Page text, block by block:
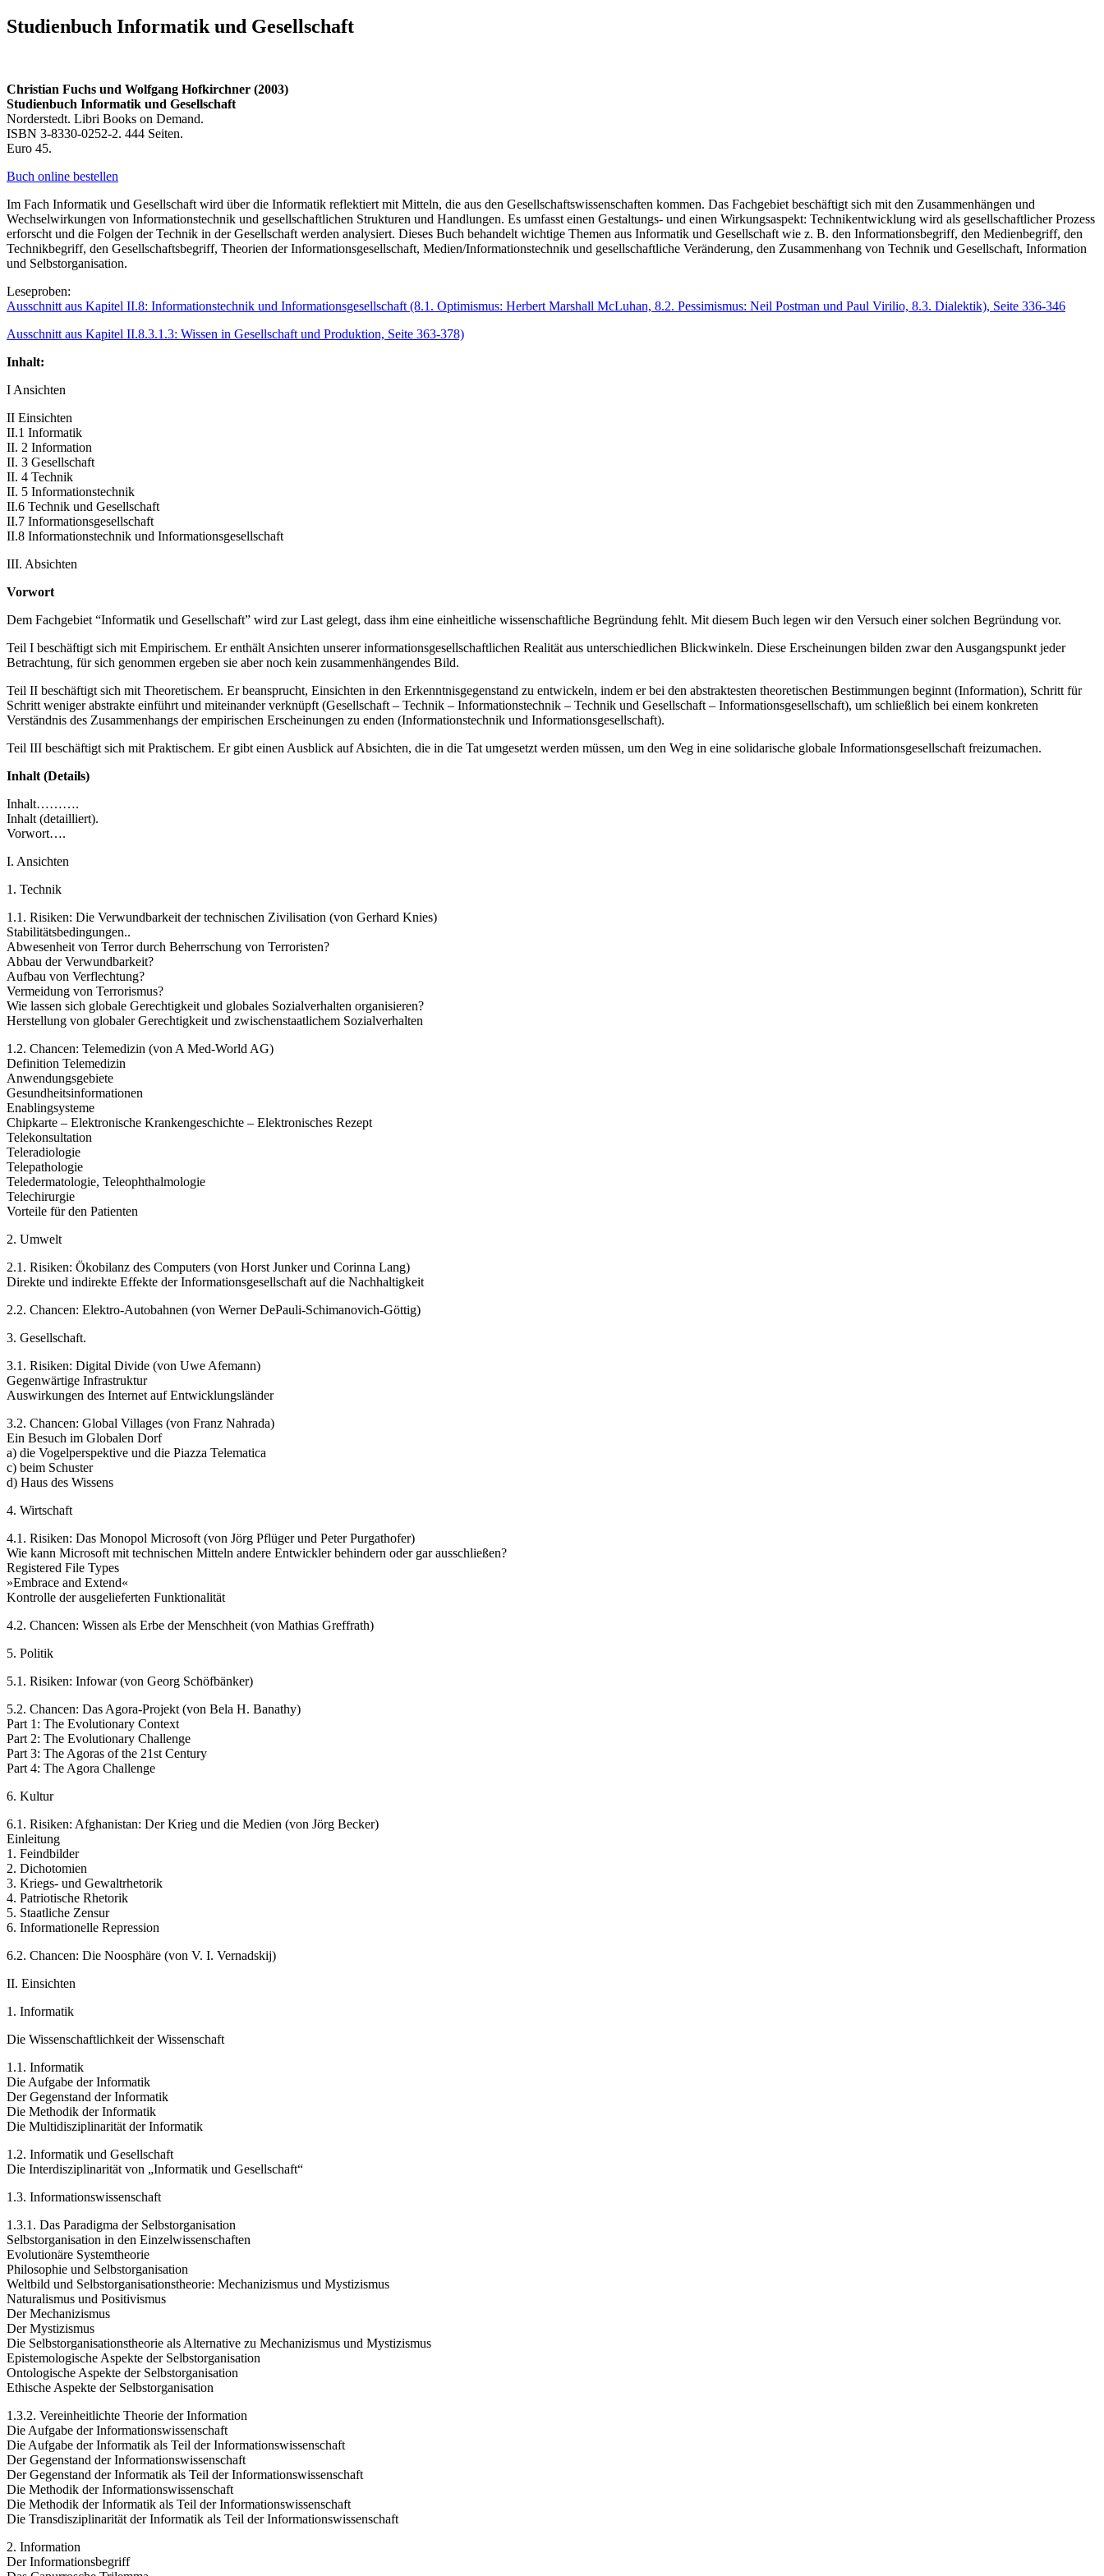
Studienbuch Informatik und Gesellschaft
Christian Fuchs und Wolfgang Hofkirchner (2003)
Studienbuch Informatik und Gesellschaft
Norderstedt. Libri Books on Demand.
ISBN 3-8330-0252-2. 444 Seiten.
Euro 45.
Buch online bestellen
Im Fach Informatik und Gesellschaft wird über die Informatik reflektiert mit Mitteln, die aus den Gesellschaftswissenschaften kommen. Das Fachgebiet beschäftigt sich mit den Zusammenhängen und
Wechselwirkungen von Informationstechnik und gesellschaftlichen Strukturen und Handlungen. Es umfasst einen Gestaltungs- und einen Wirkungsaspekt: Technikentwicklung wird als gesellschaftlicher Prozess
erforscht und die Folgen der Technik in der Gesellschaft werden analysiert. Dieses Buch behandelt wichtige Themen aus Informatik und Gesellschaft wie z. B. den Informationsbegriff, den Medienbegriff, den
Technikbegriff, den Gesellschaftsbegriff, Theorien der Informationsgesellschaft, Medien/Informationstechnik und gesellschaftliche Veränderung, den Zusammenhang von Technik und Gesellschaft, Information
und Selbstorganisation.
Leseproben:
Ausschnitt aus Kapitel II.8: Informationstechnik und Informationsgesellschaft (8.1. Optimismus: Herbert Marshall McLuhan, 8.2. Pessimismus: Neil Postman und Paul Virilio, 8.3. Dialektik), Seite 336-346
Ausschnitt aus Kapitel II.8.3.1.3: Wissen in Gesellschaft und Produktion, Seite 363-378)
Inhalt:
I Ansichten
II Einsichten
II.1 Informatik
II. 2 Information
II. 3 Gesellschaft
II. 4 Technik
II. 5 Informationstechnik
II.6 Technik und Gesellschaft
II.7 Informationsgesellschaft
II.8 Informationstechnik und Informationsgesellschaft
III. Absichten
Vorwort
Dem Fachgebiet “Informatik und Gesellschaft” wird zur Last gelegt, dass ihm eine einheitliche wissenschaftliche Begründung fehlt. Mit diesem Buch legen wir den Versuch einer solchen Begründung vor.
Teil I beschäftigt sich mit Empirischem. Er enthält Ansichten unserer informationsgesellschaftlichen Realität aus unterschiedlichen Blickwinkeln. Diese Erscheinungen bilden zwar den Ausgangspunkt jeder
Betrachtung, für sich genommen ergeben sie aber noch kein zusammenhängendes Bild.
Teil II beschäftigt sich mit Theoretischem. Er beansprucht, Einsichten in den Erkenntnisgegenstand zu entwickeln, indem er bei den abstraktesten theoretischen Bestimmungen beginnt (Information), Schritt für
Schritt weniger abstrakte einführt und miteinander verknüpft (Gesellschaft – Technik – Informationstechnik – Technik und Gesellschaft – Informationsgesellschaft), um schließlich bei einem konkreten
Verständnis des Zusammenhangs der empirischen Erscheinungen zu enden (Informationstechnik und Informationsgesellschaft).
Teil III beschäftigt sich mit Praktischem. Er gibt einen Ausblick auf Absichten, die in die Tat umgesetzt werden müssen, um den Weg in eine solidarische globale Informationsgesellschaft freizumachen.
Inhalt (Details)
Inhalt……….
Inhalt (detailliert).
Vorwort….
I. Ansichten
1. Technik
1.1. Risiken: Die Verwundbarkeit der technischen Zivilisation (von Gerhard Knies)
Stabilitätsbedingungen..
Abwesenheit von Terror durch Beherrschung von Terroristen?
Abbau der Verwundbarkeit?
Aufbau von Verflechtung?
Vermeidung von Terrorismus?
Wie lassen sich globale Gerechtigkeit und globales Sozialverhalten organisieren?
Herstellung von globaler Gerechtigkeit und zwischenstaatlichem Sozialverhalten
1.2. Chancen: Telemedizin (von A Med-World AG)
Definition Telemedizin
Anwendungsgebiete
Gesundheitsinformationen
Enablingsysteme
Chipkarte – Elektronische Krankengeschichte – Elektronisches Rezept
Telekonsultation
Teleradiologie
Telepathologie
Teledermatologie, Teleophthalmologie
Telechirurgie
Vorteile für den Patienten
2. Umwelt
2.1. Risiken: Ökobilanz des Computers (von Horst Junker und Corinna Lang)
Direkte und indirekte Effekte der Informationsgesellschaft auf die Nachhaltigkeit
2.2. Chancen: Elektro-Autobahnen (von Werner DePauli-Schimanovich-Göttig)
3. Gesellschaft.
3.1. Risiken: Digital Divide (von Uwe Afemann)
Gegenwärtige Infrastruktur
Auswirkungen des Internet auf Entwicklungsländer
3.2. Chancen: Global Villages (von Franz Nahrada)
Ein Besuch im Globalen Dorf
a) die Vogelperspektive und die Piazza Telematica
c) beim Schuster
d) Haus des Wissens
4. Wirtschaft
4.1. Risiken: Das Monopol Microsoft (von Jörg Pflüger und Peter Purgathofer)
Wie kann Microsoft mit technischen Mitteln andere Entwickler behindern oder gar ausschließen?
Registered File Types
»Embrace and Extend«
Kontrolle der ausgelieferten Funktionalität
4.2. Chancen: Wissen als Erbe der Menschheit (von Mathias Greffrath)
5. Politik
5.1. Risiken: Infowar (von Georg Schöfbänker)
5.2. Chancen: Das Agora-Projekt (von Bela H. Banathy)
Part 1: The Evolutionary Context
Part 2: The Evolutionary Challenge
Part 3: The Agoras of the 21st Century
Part 4: The Agora Challenge
6. Kultur
6.1. Risiken: Afghanistan: Der Krieg und die Medien (von Jörg Becker)
Einleitung
1. Feindbilder
2. Dichotomien
3. Kriegs- und Gewaltrhetorik
4. Patriotische Rhetorik
5. Staatliche Zensur
6. Informationelle Repression
6.2. Chancen: Die Noosphäre (von V. I. Vernadskij)
II. Einsichten
1. Informatik
Die Wissenschaftlichkeit der Wissenschaft
1.1. Informatik
Die Aufgabe der Informatik
Der Gegenstand der Informatik
Die Methodik der Informatik
Die Multidisziplinarität der Informatik
1.2. Informatik und Gesellschaft
Die Interdisziplinarität von „Informatik und Gesellschaft“
1.3. Informationswissenschaft
1.3.1. Das Paradigma der Selbstorganisation
Selbstorganisation in den Einzelwissenschaften
Evolutionäre Systemtheorie
Philosophie und Selbstorganisation
Weltbild und Selbstorganisationstheorie: Mechanizismus und Mystizismus
Naturalismus und Positivismus
Der Mechanizismus
Der Mystizismus
Die Selbstorganisationstheorie als Alternative zu Mechanizismus und Mystizismus
Epistemologische Aspekte der Selbstorganisation
Ontologische Aspekte der Selbstorganisation
Ethische Aspekte der Selbstorganisation
1.3.2. Vereinheitlichte Theorie der Information
Die Aufgabe der Informationswissenschaft
Die Aufgabe der Informatik als Teil der Informationswissenschaft
Der Gegenstand der Informationswissenschaft
Der Gegenstand der Informatik als Teil der Informationswissenschaft
Die Methodik der Informationswissenschaft
Die Methodik der Informatik als Teil der Informationswissenschaft
Die Transdisziplinarität der Informatik als Teil der Informationswissenschaft
2. Information
Der Informationsbegriff